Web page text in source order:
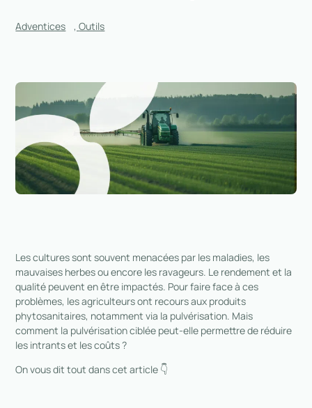
Adventices ,Outils
Les cultures sont souvent menacées par les maladies, les
mauvaises herbes ou encore les ravageurs. Le rendement et la
qualité peuvent en être impactés. Pour faire face à ces
problèmes, les agriculteurs ont recours aux produits
phytosanitaires, notamment via la pulvérisation. Mais
comment la pulvérisation ciblée peut-elle permettre de réduire
les intrants et les coûts ?
On vous dit tout dans cet article 👇